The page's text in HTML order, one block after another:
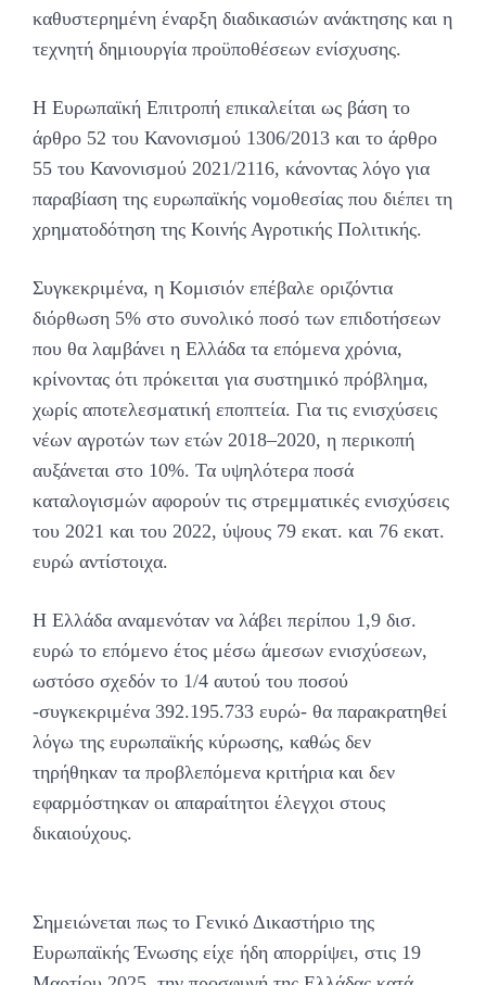
καθυστερημένη έναρξη διαδικασιών ανάκτησης και η
τεχνητή δημιουργία προϋποθέσεων ενίσχυσης.
Η Ευρωπαϊκή Επιτροπή επικαλείται ως βάση το
άρθρο 52 του Κανονισμού 1306/2013 και το άρθρο
55 του Κανονισμού 2021/2116, κάνοντας λόγο για
παραβίαση της ευρωπαϊκής νομοθεσίας που διέπει τη
χρηματοδότηση της Κοινής Αγροτικής Πολιτικής.
Συγκεκριμένα, η Κομισιόν επέβαλε οριζόντια
διόρθωση 5% στο συνολικό ποσό των επιδοτήσεων
που θα λαμβάνει η Ελλάδα τα επόμενα χρόνια,
κρίνοντας ότι πρόκειται για συστημικό πρόβλημα,
χωρίς αποτελεσματική εποπτεία. Για τις ενισχύσεις
νέων αγροτών των ετών 2018–2020, η περικοπή
αυξάνεται στο 10%. Τα υψηλότερα ποσά
καταλογισμών αφορούν τις στρεμματικές ενισχύσεις
του 2021 και του 2022, ύψους 79 εκατ. και 76 εκατ.
ευρώ αντίστοιχα.
Η Ελλάδα αναμενόταν να λάβει περίπου 1,9 δισ.
ευρώ το επόμενο έτος μέσω άμεσων ενισχύσεων,
ωστόσο σχεδόν το 1/4 αυτού του ποσού
-συγκεκριμένα 392.195.733 ευρώ- θα παρακρατηθεί
λόγω της ευρωπαϊκής κύρωσης, καθώς δεν
τηρήθηκαν τα προβλεπόμενα κριτήρια και δεν
εφαρμόστηκαν οι απαραίτητοι έλεγχοι στους
δικαιούχους.
Σημειώνεται πως το Γενικό Δικαστήριο της
Ευρωπαϊκής Ένωσης είχε ήδη απορρίψει, στις 19